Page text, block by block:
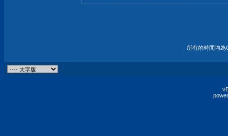
所有的時間均為